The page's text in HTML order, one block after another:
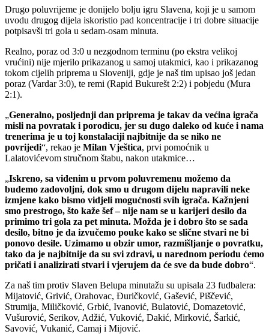
Drugo poluvrijeme je donijelo bolju igru Slavena, koji je u samom
uvodu drugog dijela iskoristio pad koncentracije i tri dobre situacije
potpisavši tri gola u sedam-osam minuta.
Realno, poraz od 3:0 u nezgodnom terminu (po ekstra velikoj
vrućini) nije mjerilo prikazanog u samoj utakmici, kao i prikazanog
tokom cijelih priprema u Sloveniji, gdje je naš tim upisao još jedan
poraz (Vardar 3:0), te remi (Rapid Bukurešt 2:2) i pobjedu (Mura
2:1).
„Generalno, posljednji dan priprema je takav da većina igrača
misli na povratak i porodicu, jer su dugo daleko od kuće i nama
trenerima je u toj konstalaciji najbitnije da se niko ne
povrijedi“, rekao je Milan Vještica, prvi pomoćnik u
Lalatovićevom stručnom štabu, nakon utakmice…
„Iskreno, sa viđenim u prvom poluvremenu možemo da
budemo zadovoljni, dok smo u drugom dijelu napravili neke
izmjene kako bismo vidjeli mogućnosti svih igrača. Kažnjeni
smo prestrogo, što kaže šef – nije nam se u karijeri desilo da
primimo tri gola za pet minuta. Možda je i dobro što se sada
desilo, bitno je da izvučemo pouke kako se slične stvari ne bi
ponovo desile. Uzimamo u obzir umor, razmišljanje o povratku,
tako da je najbitnije da su svi zdravi, u narednom periodu ćemo
pričati i analizirati stvari i vjerujem da će sve da bude dobro“.
Za naš tim protiv Slaven Belupa minutažu su upisala 23 fudbalera:
Mijatović, Grivić, Orahovac, Đuričković, Gašević, Piščević,
Strumija, Miličković, Grbić, Ivanović, Bulatović, Domazetović,
Vušurović, Serikov, Adžić, Vuković, Dakić, Mirković, Šarkić,
Savović, Vukanić, Camaj i Mijović.